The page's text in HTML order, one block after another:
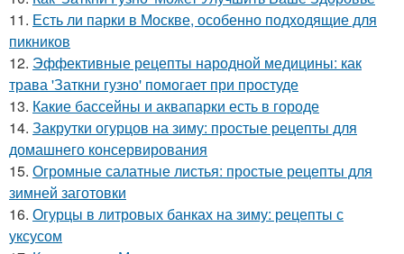
11. Есть ли парки в Москве, особенно подходящие для
пикников
12. Эффективные рецепты народной медицины: как
трава 'Заткни гузно' помогает при простуде
13. Какие бассейны и аквапарки есть в городе
14. Закрутки огурцов на зиму: простые рецепты для
домашнего консервирования
15. Огромные салатные листья: простые рецепты для
зимней заготовки
16. Огурцы в литровых банках на зиму: рецепты с
уксусом